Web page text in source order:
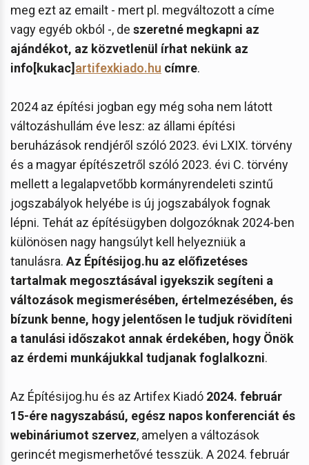
meg ezt az emailt - mert pl. megváltozott a címe
vagy egyéb okból -, de szeretné megkapni az
ajándékot, az közvetlenül írhat nekünk az
info[kukac] artifexkiado.hu címre.
2024 az építési jogban egy még soha nem látott
változáshullám éve lesz: az állami építési
beruházások rendjéről szóló 2023. évi LXIX. törvény
és a magyar építészetről szóló 2023. évi C. törvény
mellett a legalapvetőbb kormányrendeleti szintű
jogszabályok helyébe is új jogszabályok fognak
lépni. Tehát az építésügyben dolgozóknak 2024-ben
különösen nagy hangsúlyt kell helyezniük a
tanulásra. Az Építésijog.hu az előfizetéses
tartalmak megosztásával igyekszik segíteni a
változások megismerésében, értelmezésében, és
bízunk benne, hogy jelentősen le tudjuk rövidíteni
a tanulási időszakot annak érdekében, hogy Önök
az érdemi munkájukkal tudjanak foglalkozni.
Az Építésijog.hu és az Artifex Kiadó 2024. február
15-ére nagyszabású, egész napos konferenciát és
webináriumot szervez, amelyen a változások
gerincét megismerhetővé tesszük. A 2024. február